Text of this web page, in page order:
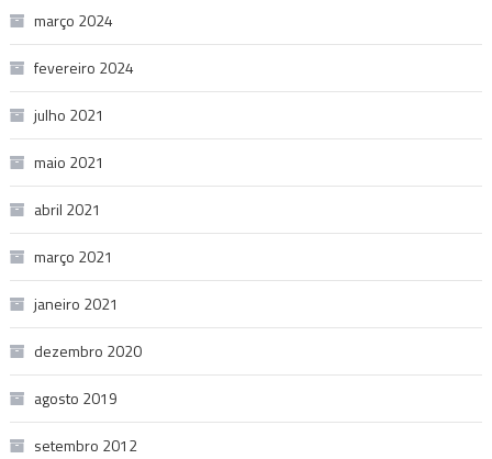
março 2024
fevereiro 2024
julho 2021
maio 2021
abril 2021
março 2021
janeiro 2021
dezembro 2020
agosto 2019
setembro 2012